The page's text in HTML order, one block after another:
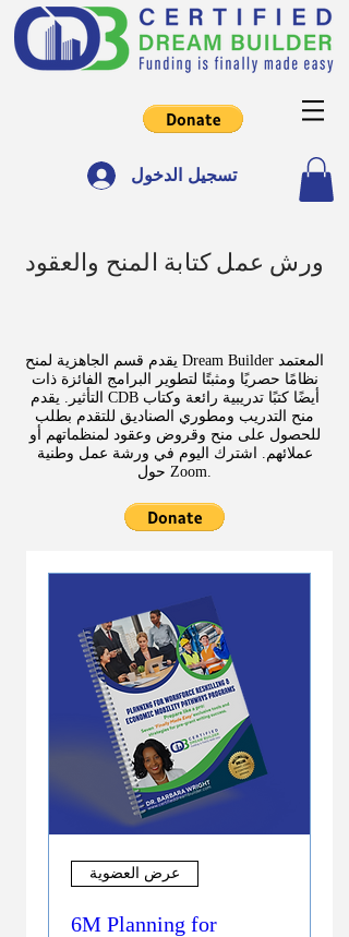
تسجيل الدخول
ورش عمل كتابة المنح والعقود
يقدم قسم الجاهزية لمنح Dream Builder المعتمد
نظامًا حصريًا ومثبتًا لتطوير البرامج الفائزة ذات
التأثير. يقدم CDB أيضًا كتبًا تدريبية رائعة وكتاب
منح التدريب ومطوري الصناديق للتقدم بطلب
للحصول على منح وقروض وعقود لمنظماتهم أو
عملائهم. اشترك اليوم في ورشة عمل وطنية
حول Zoom.
عرض العضوية
6M Planning for